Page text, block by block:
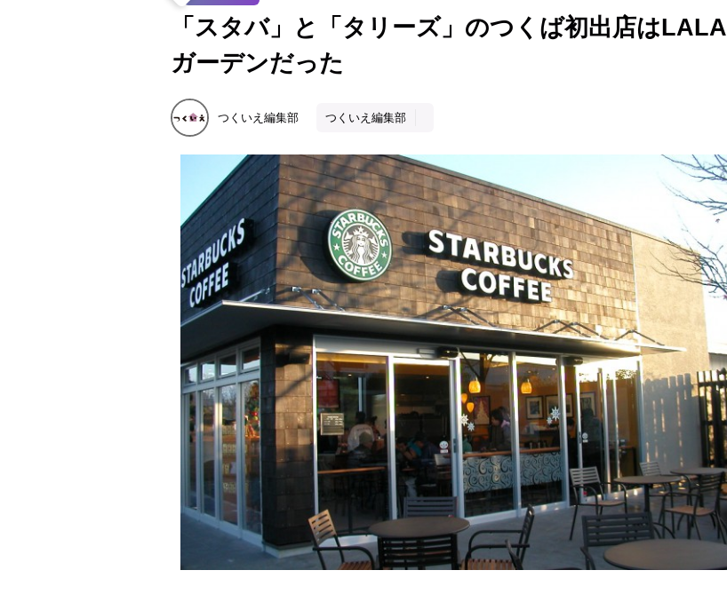
「スタバ」と「タリーズ」のつくば初出店はLALA
ガーデンだった
つくいえ編集部 つくいえ編集部